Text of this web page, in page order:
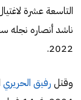
التاسعة عشرة
ناشد أنصاره نجله
2022.
وقتل رفيق الحريري